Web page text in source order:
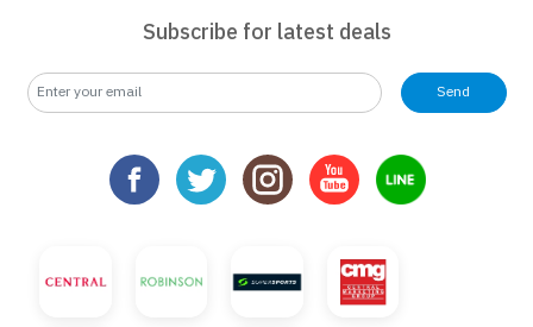
Subscribe for latest deals
Send